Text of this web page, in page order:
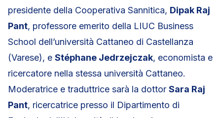
presidente della Cooperativa Sannitica, Dipak Raj
Pant, professore emerito della LIUC Business
School dell’università Cattaneo di Castellanza
(Varese), e Stéphane Jedrzejczak, economista e
ricercatore nella stessa università Cattaneo.
Moderatrice e traduttrice sarà la dottor Sara Raj
Pant, ricercatrice presso il Dipartimento di